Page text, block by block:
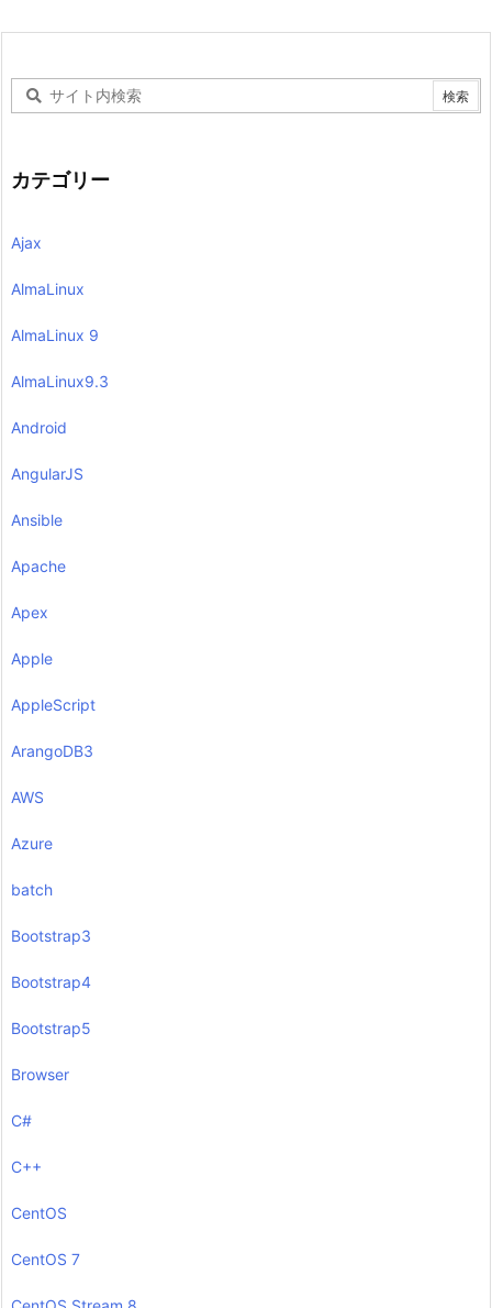
カテゴリー
Ajax
AlmaLinux
AlmaLinux 9
AlmaLinux9.3
Android
AngularJS
Ansible
Apache
Apex
Apple
AppleScript
ArangoDB3
AWS
Azure
batch
Bootstrap3
Bootstrap4
Bootstrap5
Browser
C#
C++
CentOS
CentOS 7